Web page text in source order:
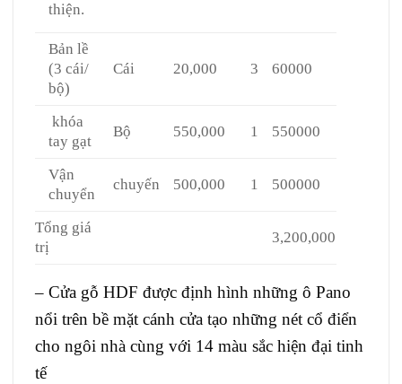
thiện.
Bản lề
(3 cái/
bộ)
Cái 20,000 3 60000
khóa
tay gạt
Bộ 550,000 1 550000
Vận
chuyển
chuyến 500,000 1 500000
Tổng giá
trị
3,200,000
– Cửa gỗ HDF được định hình những ô Pano
nổi trên bề mặt cánh cửa tạo những nét cổ điển
cho ngôi nhà cùng với 14 màu sắc hiện đại tinh
tế